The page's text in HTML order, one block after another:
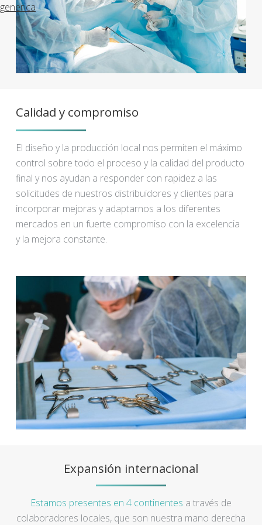
generica
Calidad y compromiso
El diseño y la producción local nos permiten el máximo
control sobre todo el proceso y la calidad del producto
final y nos ayudan a responder con rapidez a las
solicitudes de nuestros distribuidores y clientes para
incorporar mejoras y adaptarnos a los diferentes
mercados en un fuerte compromiso con la excelencia
y la mejora constante.
Expansión internacional
Estamos presentes en 4 continentes a través de
colaboradores locales, que son nuestra mano derecha